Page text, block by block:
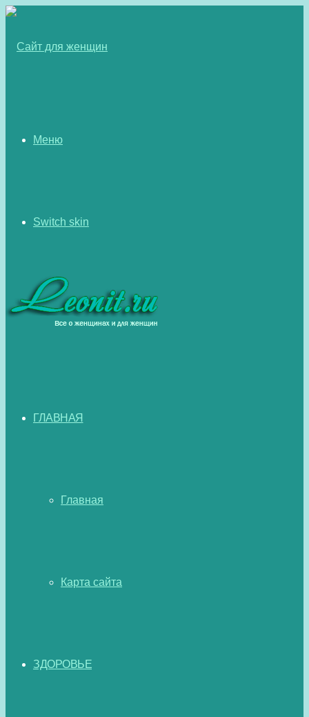
Меню
Switch skin
ГЛАВНАЯ
Главная
Карта сайта
ЗДОРОВЬЕ